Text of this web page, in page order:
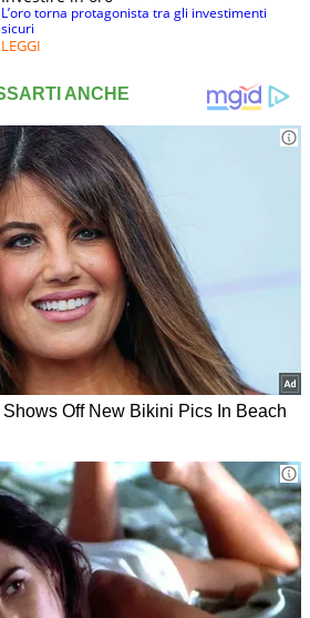
L’oro torna protagonista tra gli investimenti
sicuri
LEGGI